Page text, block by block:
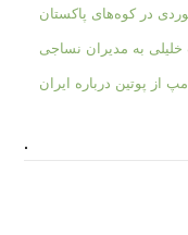
در کوه‌های پاکستان
خلیلی به مدیران نساجی
از پوتین درباره ایران
.